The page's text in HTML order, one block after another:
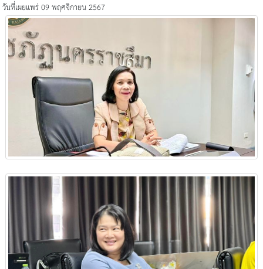
วันที่เผยแพร่ 09 พฤศจิกายน 2567